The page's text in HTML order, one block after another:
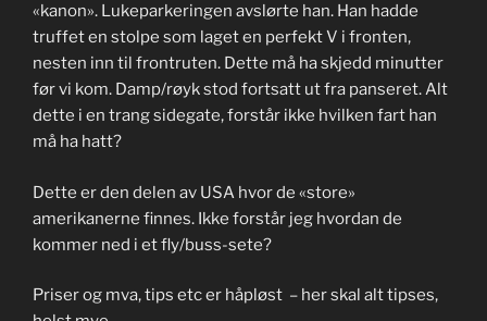
«kanon». Lukeparkeringen avslørte han. Han hadde
truffet en stolpe som laget en perfekt V i fronten,
nesten inn til frontruten. Dette må ha skjedd minutter
før vi kom. Damp/røyk stod fortsatt ut fra panseret. Alt
dette i en trang sidegate, forstår ikke hvilken fart han
må ha hatt?
Dette er den delen av USA hvor de «store»
amerikanerne finnes. Ikke forstår jeg hvordan de
kommer ned i et fly/buss-sete?
Priser og mva, tips etc er håpløst – her skal alt tipses,